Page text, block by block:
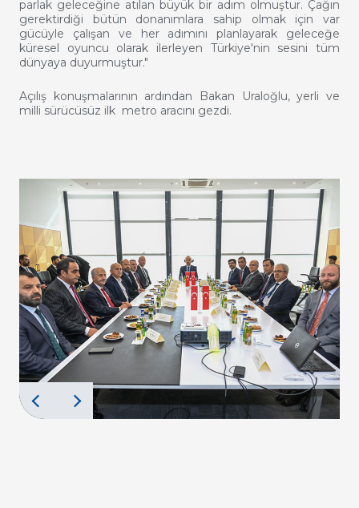
parlak geleceğine atılan büyük bir adım olmuştur. Çağın
gerektirdiği bütün donanımlara sahip olmak için var
gücüyle çalışan ve her adımını planlayarak geleceğe
küresel oyuncu olarak ilerleyen Türkiye'nin sesini tüm
dünyaya duyurmuştur."
Açılış konuşmalarının ardından Bakan Uraloğlu, yerli ve
milli sürücüsüz ilk metro aracını gezdi.